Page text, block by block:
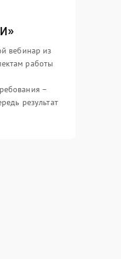
вебинар из
работы
–
результат